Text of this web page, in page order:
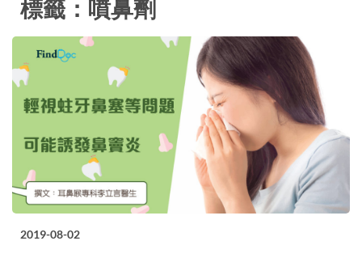
標籤：噴鼻劑
2019-08-02